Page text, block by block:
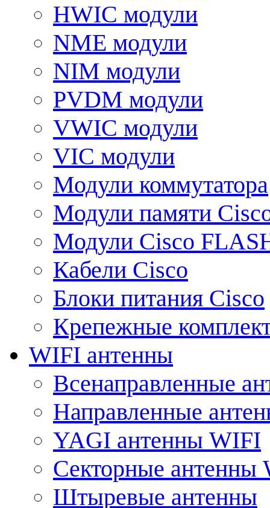
HWIC модули
NME модули
NIM модули
PVDM модули
VWIC модули
VIC модули
Модули коммутатора
Модули памяти
Модули Cisco
Кабели Cisco
Блоки питания Cisco
Крепежные
WIFI антенны
Всенаправленные
Направленные
YAGI антенны WIFI
Секторные антенны
Штыревые антенны